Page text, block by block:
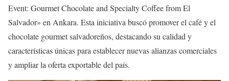
Event: Gourmet Chocolate and Specialty Coffee from El
Salvador» en Ankara. Esta iniciativa buscó promover el café y el
chocolate gourmet salvadoreños, destacando su calidad y
características únicas para establecer nuevas alianzas comerciales
y ampliar la oferta exportable del país.